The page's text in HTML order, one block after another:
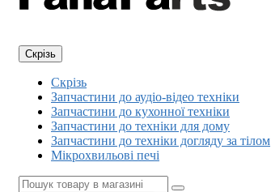
Скрізь
Скрізь
Запчастини до аудіо-відео техніки
Запчастини до кухонної техніки
Запчастини до техніки для дому
Запчастини до техніки догляду за тілом
Мікрохвильові печі